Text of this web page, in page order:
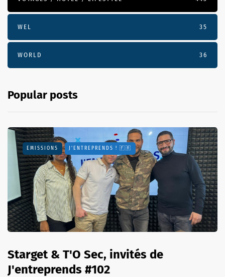
WEL 35
WORLD 36
Popular posts
EMISSIONS J'ENTREPRENDS ! 🇫🇷
Starget & T'O Sec, invités de
J'entreprends #102